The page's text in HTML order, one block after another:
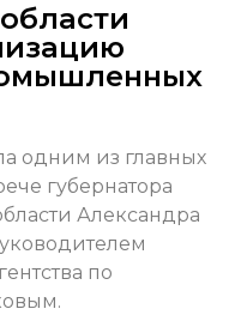
одним из главных
губернатора
Александра
по